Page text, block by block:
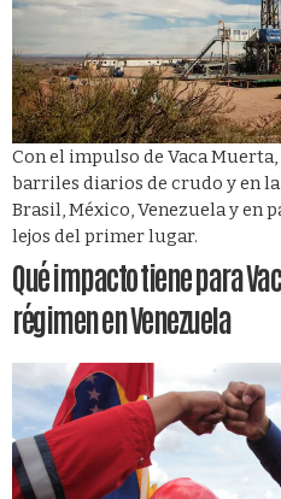
Con el impulso de Vaca
barriles diarios de crudo y en
Brasil, México, Venezuela y en
lejos del primer lugar.
Qué impacto tiene para
régimen en Venezuela